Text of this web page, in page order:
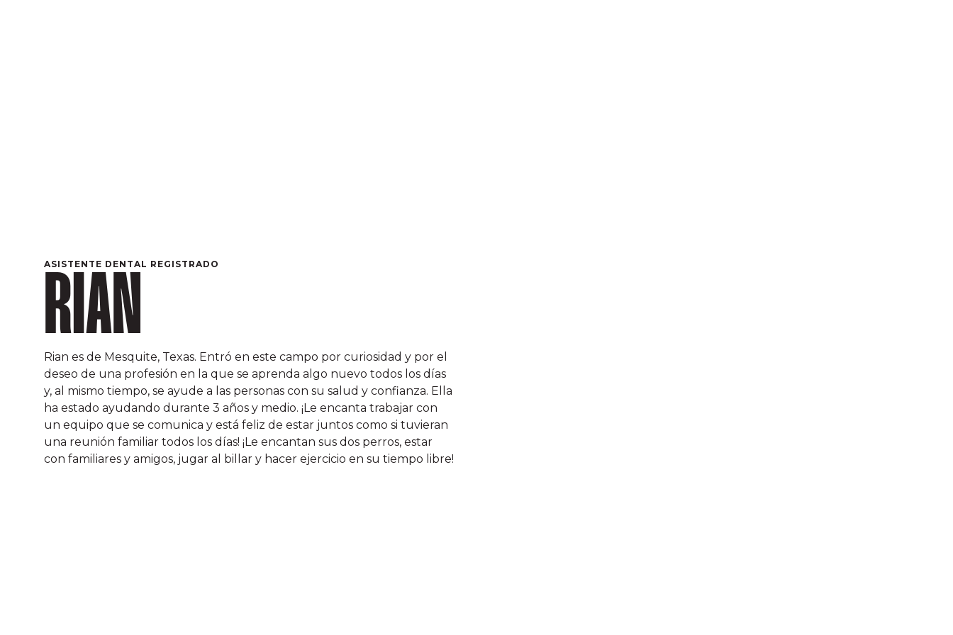
ASISTENTE DENTAL REGISTRADO
RIAN
Rian es de Mesquite, Texas. Entró en este campo por curiosidad y por el
deseo de una profesión en la que se aprenda algo nuevo todos los días
y, al mismo tiempo, se ayude a las personas con su salud y confianza. Ella
ha estado ayudando durante 3 años y medio. ¡Le encanta trabajar con
un equipo que se comunica y está feliz de estar juntos como si tuvieran
una reunión familiar todos los días! ¡Le encantan sus dos perros, estar
con familiares y amigos, jugar al billar y hacer ejercicio en su tiempo libre!